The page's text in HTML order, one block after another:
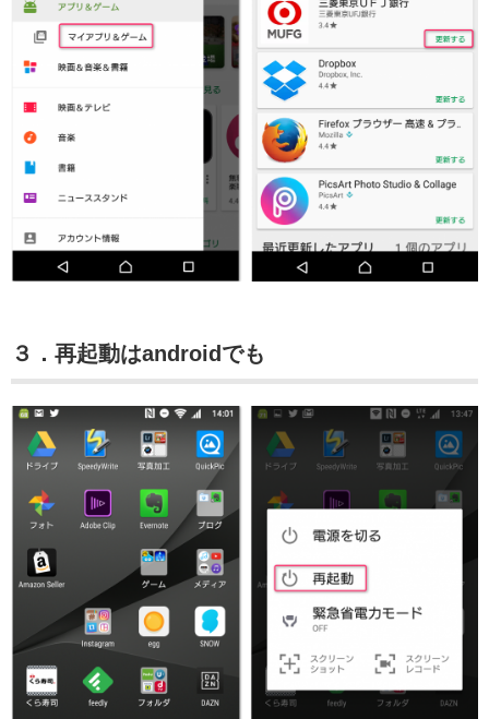
３．再起動はandroidでも